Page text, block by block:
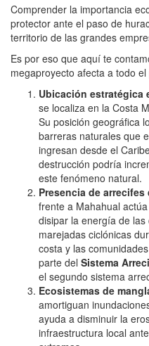
Comprender la importancia
protector ante el paso de
territorio de las grandes
Es por eso que aquí te
megaproyecto afecta a todo
Ubicación estratégica
se localiza en la Costa
Su posición geográfica
barreras naturales que
ingresan desde el
destrucción podría
este fenómeno natural.
Presencia de arrecifes
frente a Mahahual
disipar la energía de
marejadas ciclónicas
costa y las
parte del Sistema
el segundo sistema
Ecosistemas de
amortiguan
ayuda a disminuir la
infraestructura local